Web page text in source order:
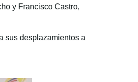
y Francisco Castro,
sus desplazamientos a